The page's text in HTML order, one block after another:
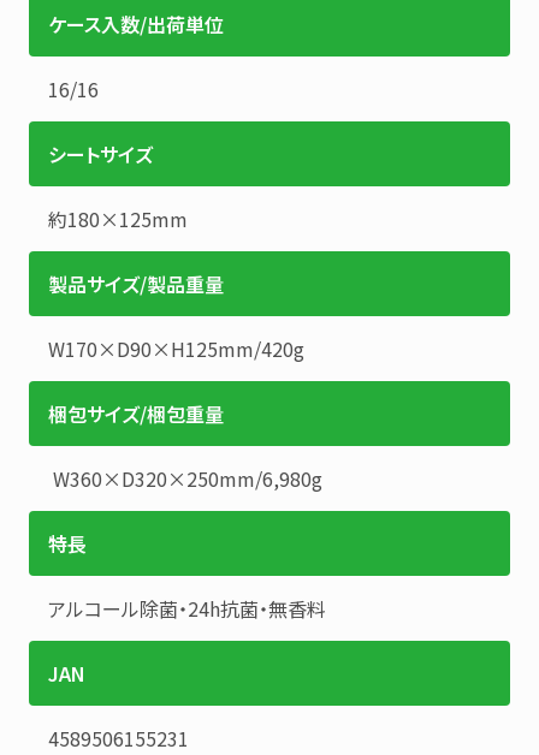
ケース入数/出荷単位
16/16
シートサイズ
約180×125mm
製品サイズ/製品重量
W170×D90×H125mm/420g
梱包サイズ/梱包重量
W360×D320×250mm/6,980g
特長
アルコール除菌・24h抗菌・無香料
JAN
4589506155231